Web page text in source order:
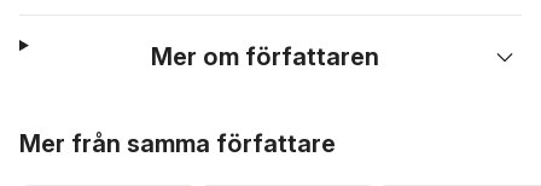
Mer om författaren
Mer från samma författare